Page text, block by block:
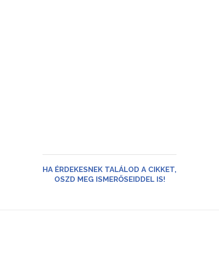
HA ÉRDEKESNEK TALÁLOD A CIKKET,
OSZD MEG ISMERŐSEIDDEL IS!